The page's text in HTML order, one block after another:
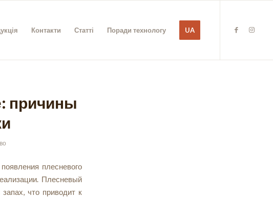
Контакти Статті Поради технологу UA
причины
плесневого
Плесневый
что приводит к